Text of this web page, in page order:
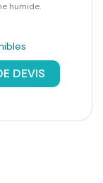
humide.
DEVIS